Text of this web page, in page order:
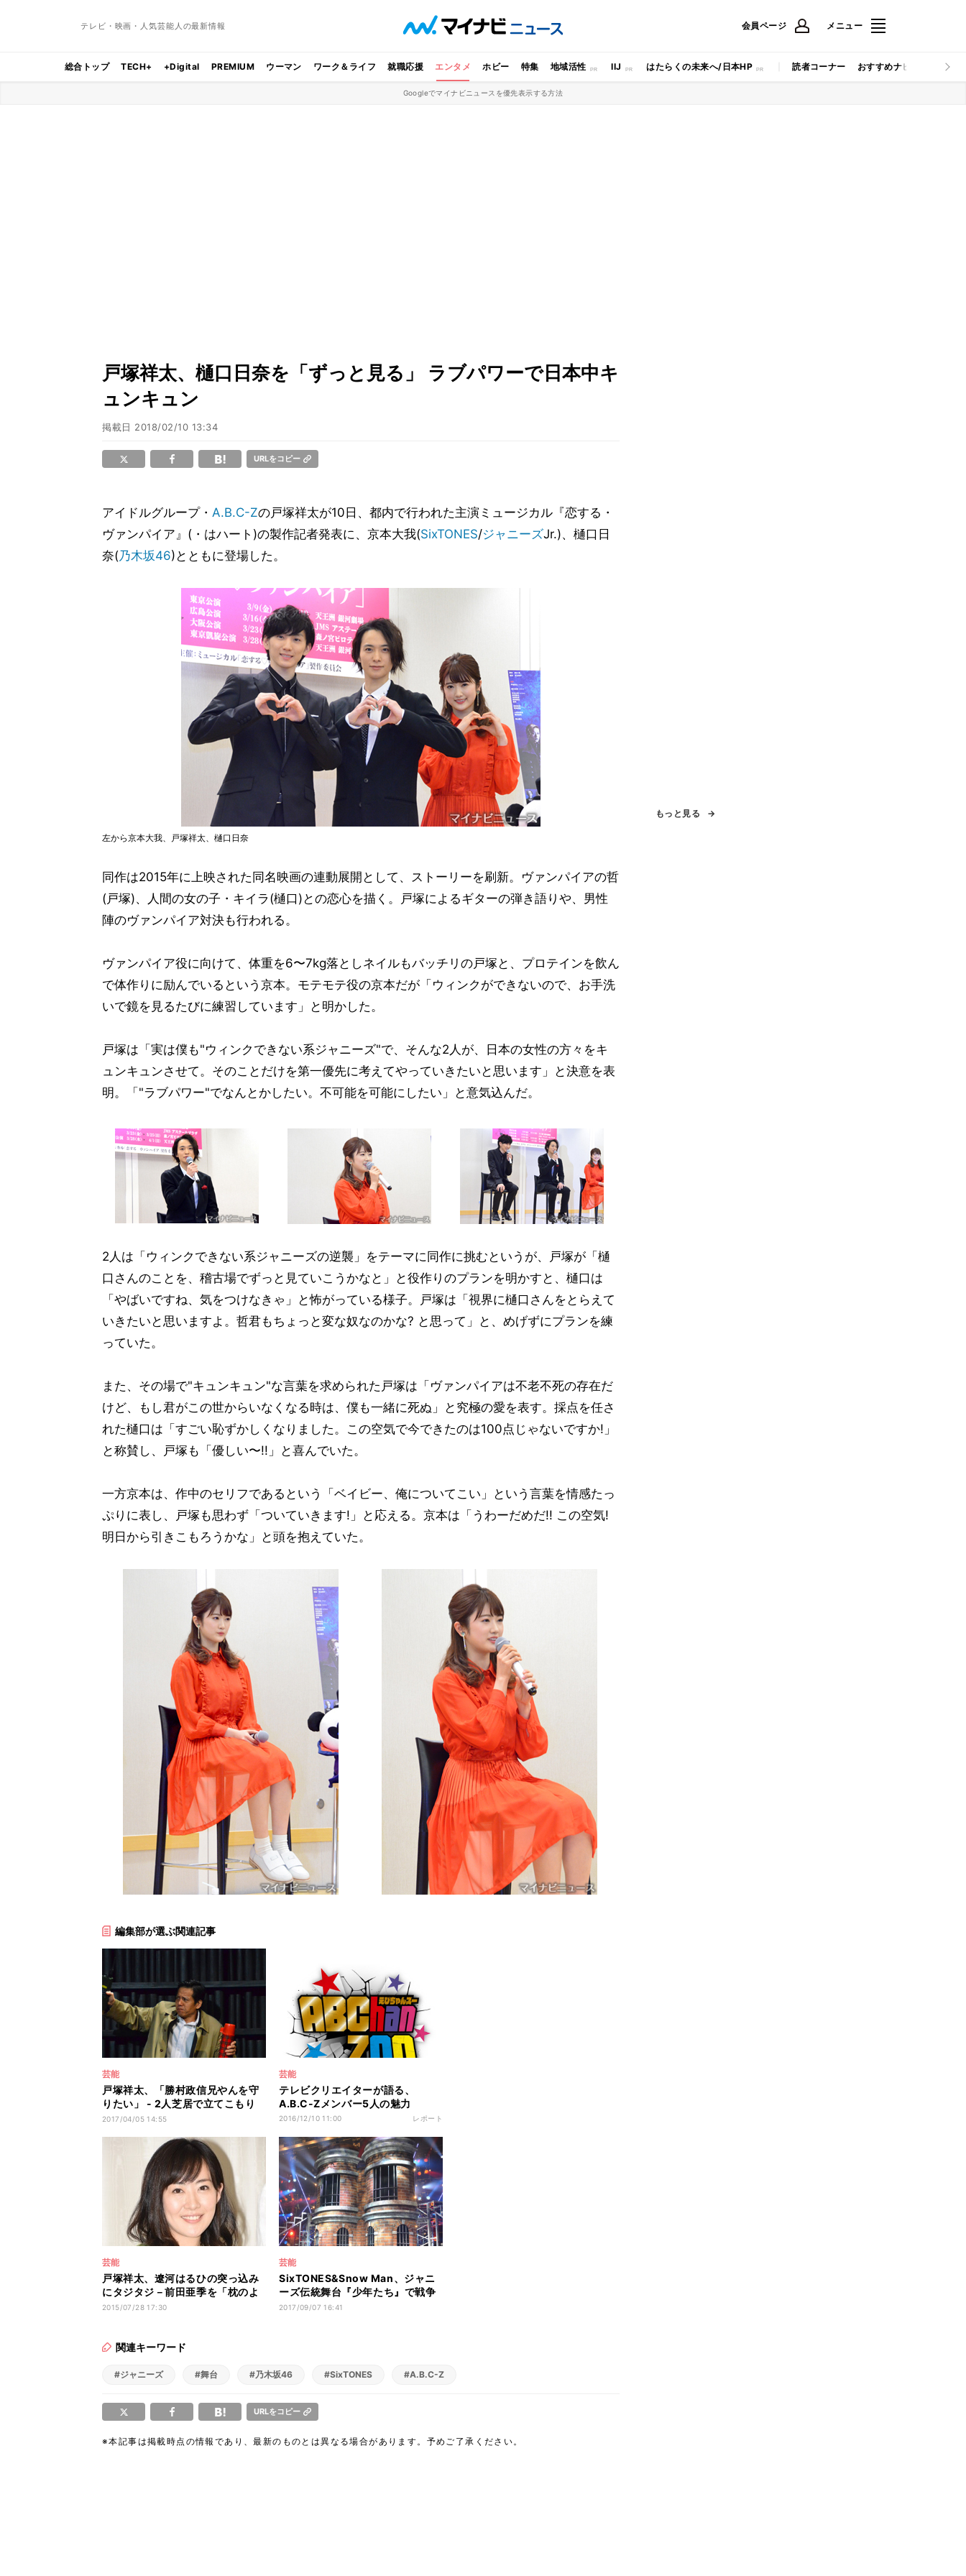
テレビ・映画・人気芸能人の最新情報 会員ページ メニュー
総合トップ TECH+ +Digital PREMIUM ウーマン ワーク＆ライフ 就職応援 エンタメ ホビー 特集 地域活性 IIJ はたらくの未来へ/日本HP 読者コーナー おすすめナビ マイナビ
Googleでマイナビニュースを優先表示する方法
戸塚祥太、樋口日奈を「ずっと見る」 ラブパワーで日本中キ
ュンキュン
掲載日 2018/02/10 13:34
URLをコピー
アイドルグループ・ A.B.C-Zの戸塚祥太が10日、都内で行われた主演ミュージカル『恋する・
ヴァンパイア』(・はハート)の製作記者発表に、京本大我(SixTONES/ジャニーズJr.)、樋口日
奈(乃木坂46)とともに登場した。
左から京本大我、戸塚祥太、樋口日奈
同作は2015年に上映された同名映画の連動展開として、ストーリーを刷新。ヴァンパイアの哲
(戸塚)、人間の女の子・キイラ(樋口)との恋心を描く。戸塚によるギターの弾き語りや、男性
陣のヴァンパイア対決も行われる。
ヴァンパイア役に向けて、体重を6〜7kg落としネイルもバッチリの戸塚と、プロテインを飲ん
で体作りに励んでいるという京本。モテモテ役の京本だが「ウィンクができないので、お手洗
いで鏡を見るたびに練習しています」と明かした。
戸塚は「実は僕も"ウィンクできない系ジャニーズ"で、そんな2人が、日本の女性の方々をキ
ュンキュンさせて。そのことだけを第一優先に考えてやっていきたいと思います」と決意を表
明。「"ラブパワー"でなんとかしたい。不可能を可能にしたい」と意気込んだ。
2人は「ウィンクできない系ジャニーズの逆襲」をテーマに同作に挑むというが、戸塚が「樋
口さんのことを、稽古場でずっと見ていこうかなと」と役作りのプランを明かすと、樋口は
「やばいですね、気をつけなきゃ」と怖がっている様子。戸塚は「視界に樋口さんをとらえて
いきたいと思いますよ。哲君もちょっと変な奴なのかな? と思って」と、めげずにプランを練
っていた。
また、その場で"キュンキュン"な言葉を求められた戸塚は「ヴァンパイアは不老不死の存在だ
けど、もし君がこの世からいなくなる時は、僕も一緒に死ぬ」と究極の愛を表す。採点を任さ
れた樋口は「すごい恥ずかしくなりました。この空気で今できたのは100点じゃないですか!」
と称賛し、戸塚も「優しい〜!!」と喜んでいた。
一方京本は、作中のセリフであるという「ベイビー、俺についてこい」という言葉を情感たっ
ぷりに表し、戸塚も思わず「ついていきます!」と応える。京本は「うわーだめだ!! この空気!
明日から引きこもろうかな」と頭を抱えていた。
編集部が選ぶ関連記事
芸能
戸塚祥太、「勝村政信兄やんを守
りたい」 - 2人芝居で立てこもり
犯熱演
2017/04/05 14:55
芸能
テレビクリエイターが語る、
A.B.C-Zメンバー5人の魅力
2016/12/10 11:00 レポート
芸能
戸塚祥太、遼河はるひの突っ込み
にタジタジ－前田亜季を「枕のよ
うな存在」
2015/07/28 17:30
芸能
SixTONES&Snow Man、ジャニ
ーズ伝統舞台『少年たち』で戦争
の悲劇伝える
2017/09/07 16:41
関連キーワード
#ジャニーズ #舞台 #乃木坂46 #SixTONES #A.B.C-Z
URLをコピー
※本記事は掲載時点の情報であり、最新のものとは異なる場合があります。予めご了承ください。
もっと見る